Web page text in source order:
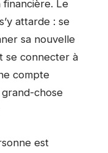
financière. Le
attarde : se
sa nouvelle
se connecter à
compte
chose
est